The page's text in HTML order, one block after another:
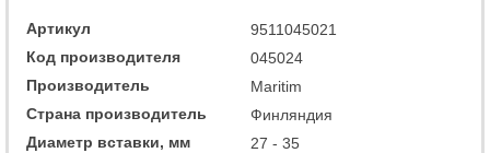
Артикул
9511045021
Код производителя
045024
Производитель
Maritim
Страна производитель
Финляндия
Диаметр вставки, мм
27 ‑ 35